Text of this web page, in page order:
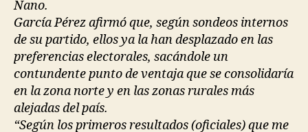
Nano.
García Pérez afirmó que, según sondeos internos
de su partido, ellos ya la han desplazado en las
preferencias electorales, sacándole un
contundente punto de ventaja que se consolidaría
en la zona norte y en las zonas rurales más
alejadas del país.
“Según los primeros resultados (oficiales) que me